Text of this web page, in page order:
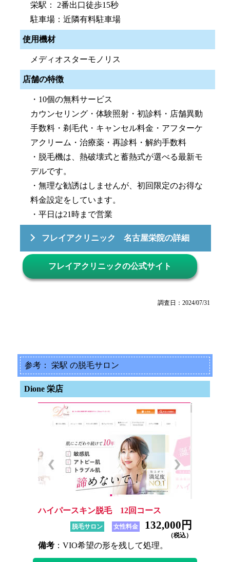
栄駅： 2番出口徒歩15秒
駐車場：近隣有料駐車場
使用機材
メディオスターモノリス
店舗の特徴
・10個の無料サービス
カウンセリング・体験照射・初診料・店舗異動
手数料・剃毛代・キャンセル料金・アフターケ
アクリーム・治療薬・再診料・解約手数料
・脱毛機は、熱破壊式と蓄熱式が選べる最新モ
デルです。
・無理な勧誘はしませんが、初回限定のお得な
料金設定をしています。
・平日は21時まで営業
フレイアクリニック 名古屋栄院の詳細
フレイアクリニックの公式サイト
調査日：2024/07/31
参考： 栄駅 の脱毛サロン
Dione 栄店
ハイパースキン脱毛 12回コース
脱毛サロン 女性料金 132,000円
（税込）
備考 ：VIO希望の形を残して処理。